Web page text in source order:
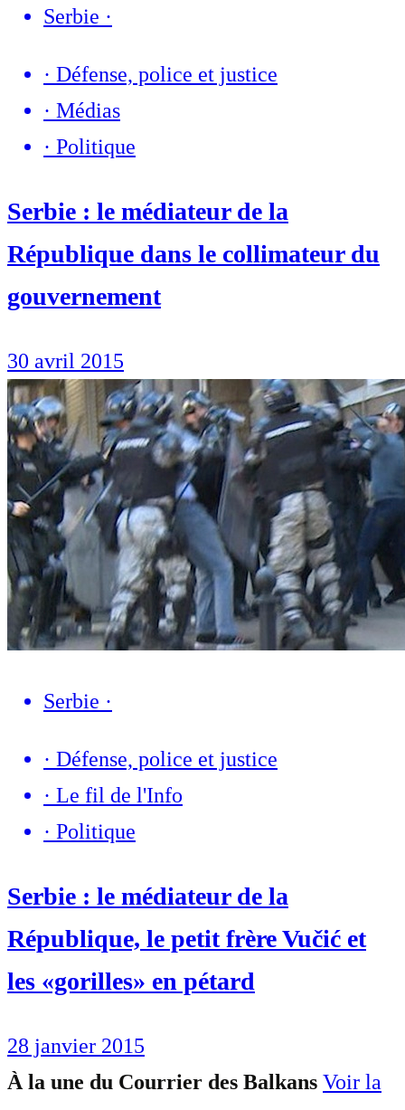
Serbie ·
· Défense, police et justice
· Médias
· Politique
Serbie : le médiateur de la
République dans le collimateur du
gouvernement
30 avril 2015
Serbie ·
· Défense, police et justice
· Le fil de l'Info
· Politique
Serbie : le médiateur de la
République, le petit frère Vučić et
les «gorilles» en pétard
28 janvier 2015
À la une du Courrier des Balkans Voir la